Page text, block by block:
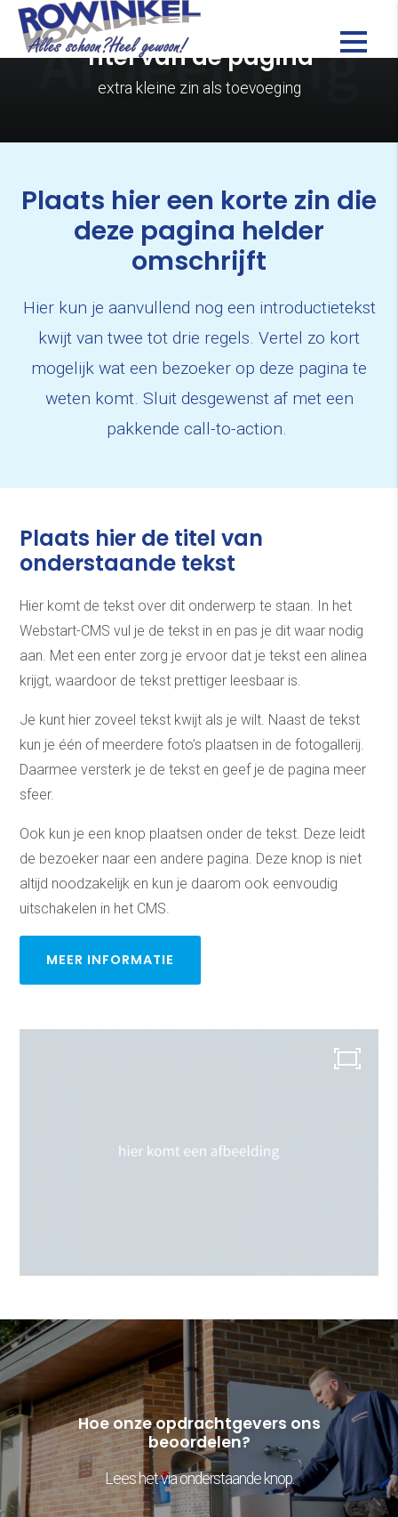
Titel van de pagina
extra kleine zin als toevoeging
Plaats hier een korte zin die
deze pagina helder
omschrijft
Hier kun je aanvullend nog een introductietekst
kwijt van twee tot drie regels. Vertel zo kort
mogelijk wat een bezoeker op deze pagina te
weten komt. Sluit desgewenst af met een
pakkende call-to-action.
Plaats hier de titel van
onderstaande tekst
Hier komt de tekst over dit onderwerp te staan. In het
Webstart-CMS vul je de tekst in en pas je dit waar nodig
aan. Met een enter zorg je ervoor dat je tekst een alinea
krijgt, waardoor de tekst prettiger leesbaar is.
Je kunt hier zoveel tekst kwijt als je wilt. Naast de tekst
kun je één of meerdere foto’s plaatsen in de fotogallerij.
Daarmee versterk je de tekst en geef je de pagina meer
sfeer.
Ook kun je een knop plaatsen onder de tekst. Deze leidt
de bezoeker naar een andere pagina. Deze knop is niet
altijd noodzakelijk en kun je daarom ook eenvoudig
uitschakelen in het CMS.
MEER INFORMATIE
Hoe onze opdrachtgevers ons
beoordelen?
Lees het via onderstaande knop.